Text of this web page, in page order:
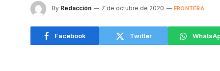
By Redacción 7 de octubre de 2020 FRONTERA
Facebook Twitter